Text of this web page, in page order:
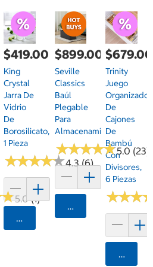
★
★5.0 (1)
$419.00
King
Crystal
Jarra De
Vidrio
De
Borosilicato,
1 Pieza
★★★★★
★★★★★4.3 (6)
Agregar
$899.00
Seville
Classics
Baúl
Plegable
Para
Almacenamiento
★★★★★
★★★★★5.0 (23)
Agregar
$679.00
Trinity
Juego
Organizador
De
Cajones
De
Bambú
Con
Divisores,
6 Piezas
★★★
★★★